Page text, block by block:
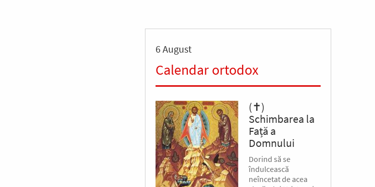
6 August
Calendar ortodox
(✝)
Schimbarea la
Față a
Domnului
Dorind să se
îndulcească
neîncetat de acea